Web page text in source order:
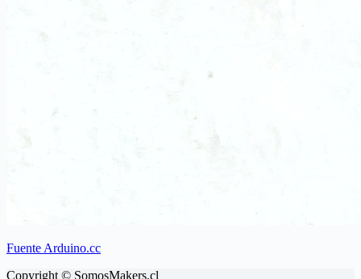
Fuente Arduino.cc
Copyright © SomosMakers.cl